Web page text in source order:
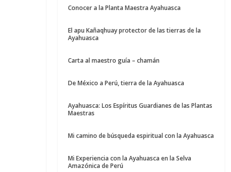
Conocer a la Planta Maestra Ayahuasca
El apu Kañaqhuay protector de las tierras de la
Ayahuasca
Carta al maestro guía – chamán
De México a Perú, tierra de la Ayahuasca
Ayahuasca: Los Espíritus Guardianes de las Plantas
Maestras
Mi camino de búsqueda espiritual con la Ayahuasca
Mi Experiencia con la Ayahuasca en la Selva
Amazónica de Perú